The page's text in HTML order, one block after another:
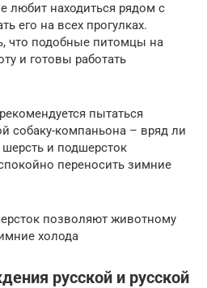
любит находиться рядом с
его на всех прогулках.
что подобные питомцы на
и готовы работать
пытаться
собаку-компаньона – вряд ли
и подшерсток
переносить зимние
позволяют животному
холода
русской и русской